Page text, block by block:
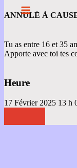
ANNULÉ À
Tu as entre 16 et 35
Apporte avec toi tes
Heure
17 Février 2025 13 h